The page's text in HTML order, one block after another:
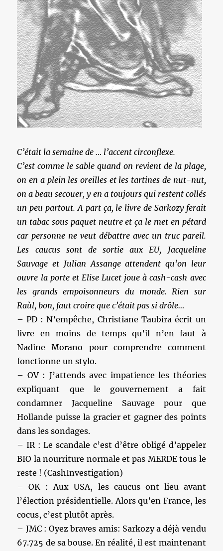
C’était la semaine de … l’accent circonflexe.
C’est comme le sable quand on revient de la plage,
on en a plein les oreilles et les tartines de nut-nut,
on a beau secouer, y en a toujours qui restent collés
un peu partout. A part ça, le livre de Sarkozy ferait
un tabac sous paquet neutre et ça le met en pétard
car personne ne veut débattre avec un truc pareil.
Les caucus sont de sortie aux EU, Jacqueline
Sauvage et Julian Assange attendent qu’on leur
ouvre la porte et Elise Lucet joue à cash-cash avec
les grands empoisonneurs du monde. Rien sur
Raùl, bon, faut croire que c’était pas si drôle…
– PD : N’empêche, Christiane Taubira écrit un
livre en moins de temps qu’il n’en faut à
Nadine Morano pour comprendre comment
fonctionne un stylo.
– OV : J’attends avec impatience les théories
expliquant que le gouvernement a fait
condamner Jacqueline Sauvage pour que
Hollande puisse la gracier et gagner des points
dans les sondages.
– IR : Le scandale c’est d’être obligé d’appeler
BIO la nourriture normale et pas MERDE tous le
reste ! (CashInvestigation)
– OK : Aux USA, les caucus ont lieu avant
l’élection présidentielle. Alors qu’en France, les
cocus, c’est plutôt après.
– JMC : Oyez braves amis: Sarkozy a déjà vendu
67.725 de sa bouse. En réalité, il est maintenant